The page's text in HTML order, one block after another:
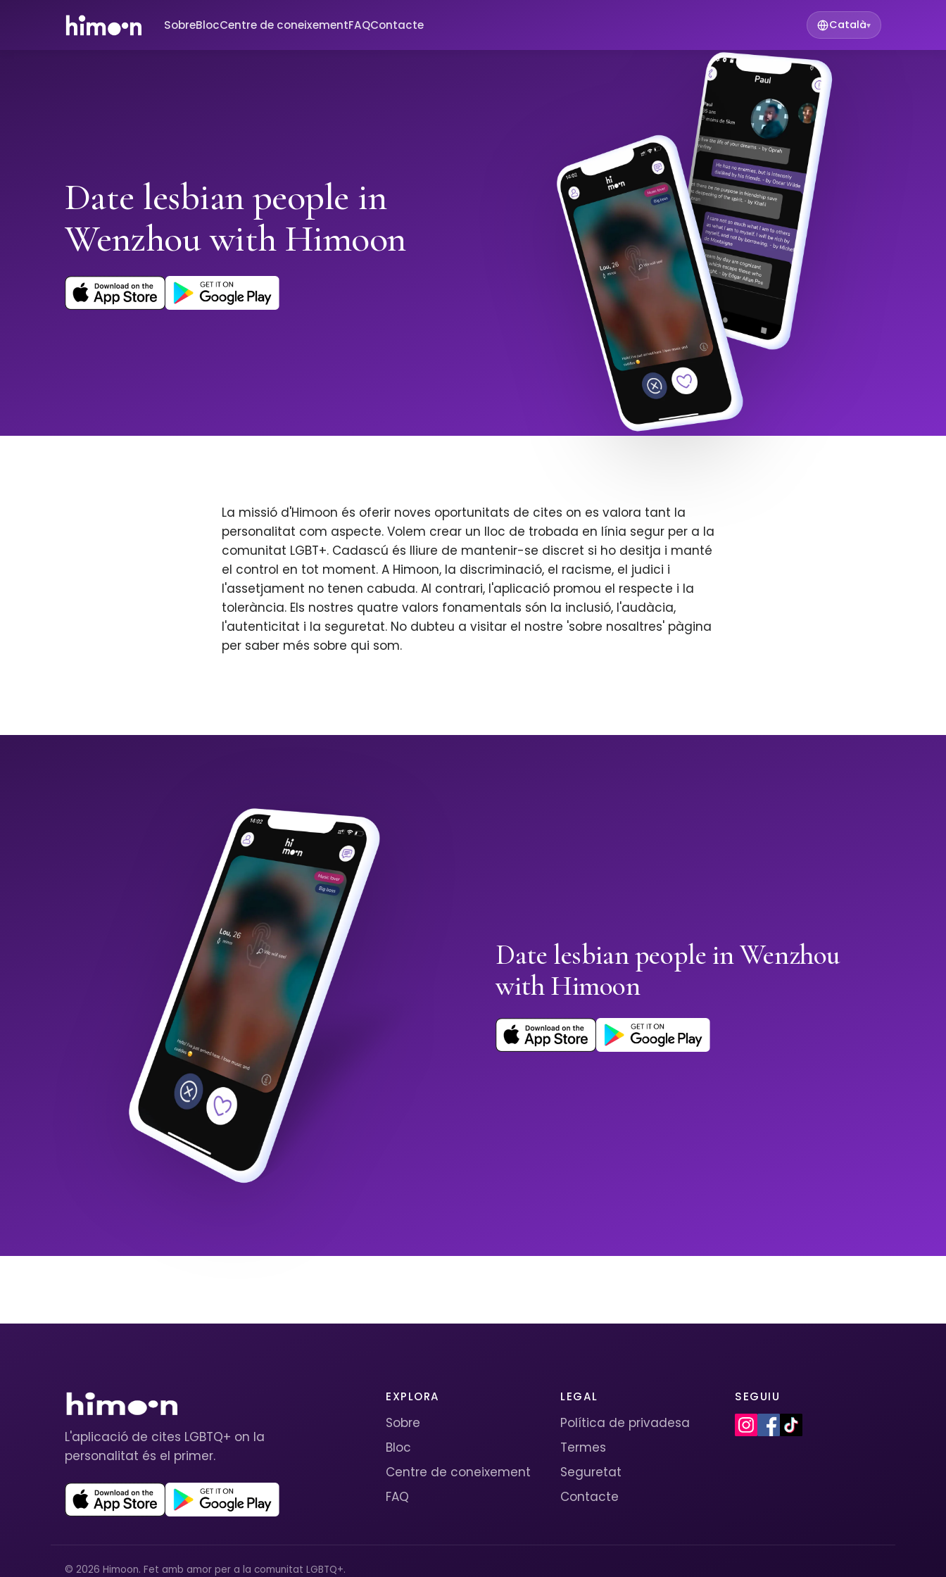
SobreBlocCentre de coneixementFAQContacte Català▾
Date lesbian people in
Wenzhou with Himoon
La missió d'Himoon és oferir noves oportunitats de cites on es valora tant la
personalitat com aspecte. Volem crear un lloc de trobada en línia segur per a la
comunitat LGBT+. Cadascú és lliure de mantenir-se discret si ho desitja i manté
el control en tot moment. A Himoon, la discriminació, el racisme, el judici i
l'assetjament no tenen cabuda. Al contrari, l'aplicació promou el respecte i la
tolerància. Els nostres quatre valors fonamentals són la inclusió, l'audàcia,
l'autenticitat i la seguretat. No dubteu a visitar el nostre 'sobre nosaltres' pàgina
per saber més sobre qui som.
Date lesbian people in Wenzhou
with Himoon
L'aplicació de cites LGBTQ+ on la
personalitat és el primer.
EXPLORA
Sobre
Bloc
Centre de coneixement
FAQ
LEGAL
Política de privadesa
Termes
Seguretat
Contacte
SEGUIU
© 2026 Himoon. Fet amb amor per a la comunitat LGBTQ+.